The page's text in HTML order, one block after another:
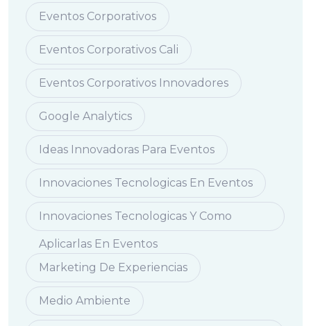
Eventos Corporativos
Eventos Corporativos Cali
Eventos Corporativos Innovadores
Google Analytics
Ideas Innovadoras Para Eventos
Innovaciones Tecnologicas En Eventos
Innovaciones Tecnologicas Y Como
Aplicarlas En Eventos
Marketing De Experiencias
Medio Ambiente